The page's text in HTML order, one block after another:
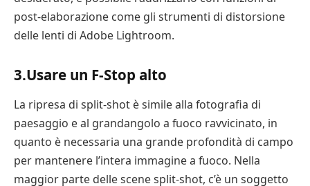
post-elaborazione come gli strumenti di distorsione
delle lenti di Adobe Lightroom.
3.Usare un F-Stop alto
La ripresa di split-shot è simile alla fotografia di
paesaggio e al grandangolo a fuoco ravvicinato, in
quanto è necessaria una grande profondità di campo
per mantenere l’intera immagine a fuoco. Nella
maggior parte delle scene split-shot, c’è un soggetto